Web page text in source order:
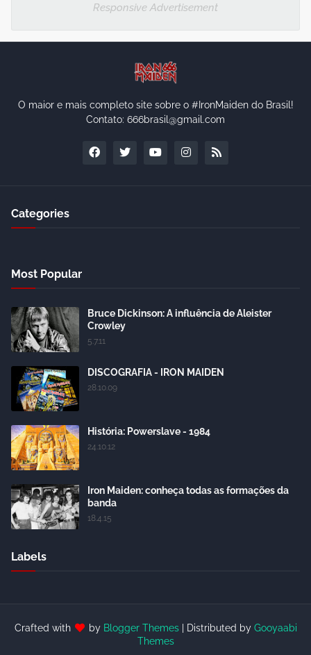
Responsive Advertisement
O maior e mais completo site sobre o #IronMaiden do Brasil!
Contato: 666brasil@gmail.com
Categories
Most Popular
Bruce Dickinson: A influência de Aleister
Crowley
5.7.11
DISCOGRAFIA - IRON MAIDEN
28.10.09
História: Powerslave - 1984
24.10.12
Iron Maiden: conheça todas as formações da
banda
18.4.15
Labels
Crafted with by Blogger Themes| Distributed by Gooyaabi
Themes